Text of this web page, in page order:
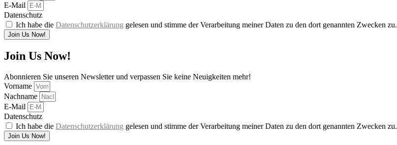
E-Mail
Datenschutz
Ich habe die Datenschutzerklärung gelesen und stimme der Verarbeitung meiner Daten zu den dort genannten Zwecken zu.
Join Us Now!
Join Us Now!
Abonnieren Sie unseren Newsletter und verpassen Sie keine Neuigkeiten mehr!
Vorname
Nachname
E-Mail
Datenschutz
Ich habe die Datenschutzerklärung gelesen und stimme der Verarbeitung meiner Daten zu den dort genannten Zwecken zu.
Join Us Now!